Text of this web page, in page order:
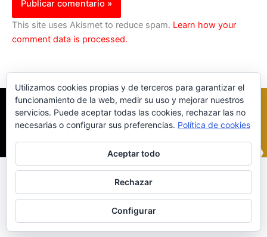
This site uses Akismet to reduce spam. Learn how your
comment data is processed.
Política Cookies| Política Privacidad
© 2023 |ComoTocarViolin.Com
Utilizamos cookies propias y de terceros para garantizar el
funcionamiento de la web, medir su uso y mejorar nuestros
servicios. Puede aceptar todas las cookies, rechazar las no
necesarias o configurar sus preferencias. Política de cookies
Aceptar todo
Rechazar
Configurar